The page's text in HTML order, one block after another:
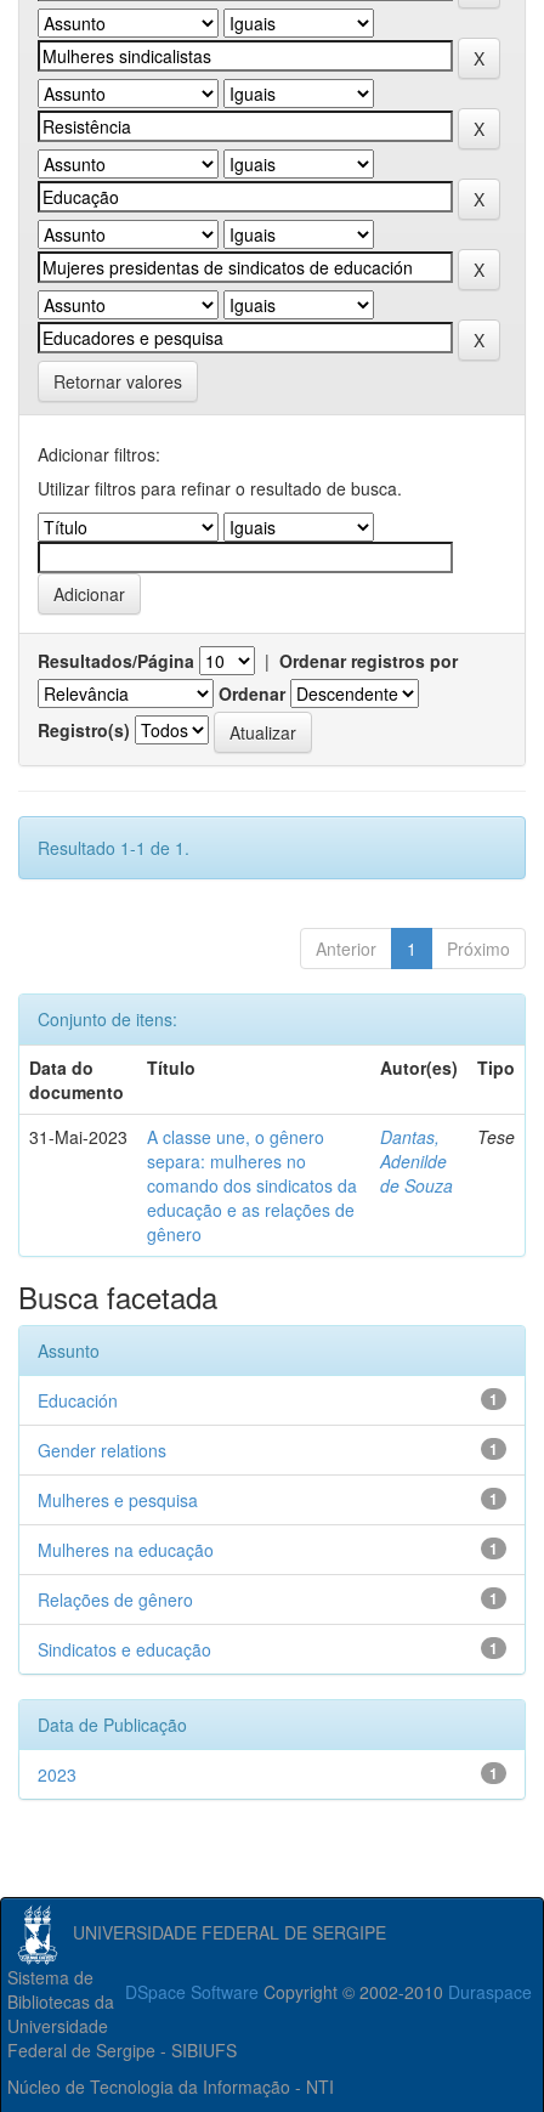
Retornar valores
Adicionar filtros:
Utilizar filtros para refinar o resultado de busca.
Resultados/Página | Ordenar registros por
Ordenar
Registro(s)
Resultado 1-1 de 1.
Anterior 1 Próximo
Conjunto de itens:
Data do
documento
Título Autor(es) Tipo
31-Mai-2023
A classe une, o gênero
separa: mulheres no
comando dos sindicatos da
educação e as relações de
gênero
Dantas,
Adenilde
de Souza
Tese
Busca facetada
Assunto
1
Educación
1
Gender relations
1
Mulheres e pesquisa
1
Mulheres na educação
1
Relações de gênero
1
Sindicatos e educação
Data de Publicação
1
2023
UNIVERSIDADE FEDERAL DE SERGIPE
DSpace Software Copyright © 2002-2010 Duraspace
Sistema de
Bibliotecas da
Universidade
Federal de Sergipe - SIBIUFS
Núcleo de Tecnologia da Informação - NTI